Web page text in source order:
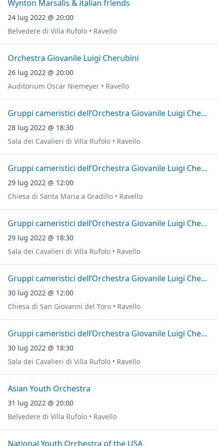
Wynton Marsalis & italian friends
24 lug 2022 @ 20:00
Belvedere di Villa Rufolo • Ravello
Orchestra Giovanile Luigi Cherubini
26 lug 2022 @ 20:00
Auditorium Oscar Niemeyer • Ravello
Gruppi cameristici dell’Orchestra Giovanile Luigi Cherubini
28 lug 2022 @ 18:30
Sala dei Cavalieri di Villa Rufolo • Ravello
Gruppi cameristici dell’Orchestra Giovanile Luigi Cherubini
29 lug 2022 @ 12:00
Chiesa di Santa Maria a Gradillo • Ravello
Gruppi cameristici dell’Orchestra Giovanile Luigi Cherubini
29 lug 2022 @ 18:30
Sala dei Cavalieri di Villa Rufolo • Ravello
Gruppi cameristici dell’Orchestra Giovanile Luigi Cherubini
30 lug 2022 @ 12:00
Chiesa di San Giovanni del Toro • Ravello
Gruppi cameristici dell’Orchestra Giovanile Luigi Cherubini
30 lug 2022 @ 18:30
Sala dei Cavalieri di Villa Rufolo • Ravello
Asian Youth Orchestra
31 lug 2022 @ 20:00
Belvedere di Villa Rufolo • Ravello
National Youth Orchestra of the USA